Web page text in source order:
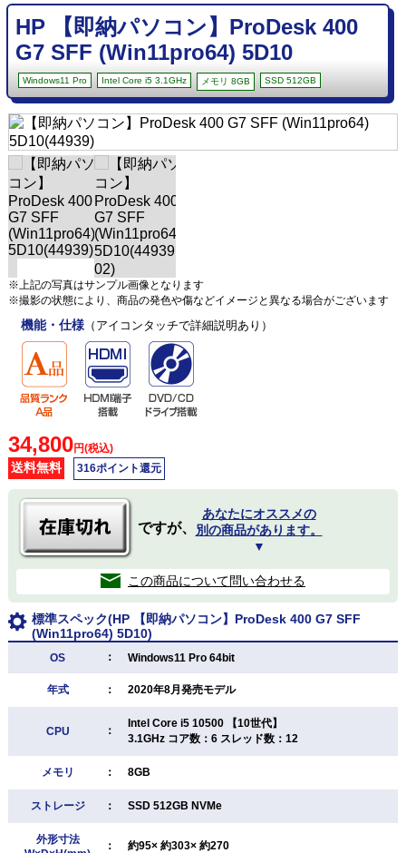
HP 【即納パソコン】ProDesk 400
G7 SFF (Win11pro64) 5D10
Windows11 Pro Intel Core i5 3.1GHz メモリ 8GB SSD 512GB
※上記の写真はサンプル画像となります
※撮影の状態により、商品の発色や傷などイメージと異なる場合がございます
機能・仕様（アイコンタッチで詳細説明あり）
34,800円(税込)
送料無料 316ポイント還元
ですが、
あなたにオススメの
別の商品があります。
▼
この商品について問い合わせる
標準スペック(HP 【即納パソコン】ProDesk 400 G7 SFF
(Win11pro64) 5D10)
OS ： Windows11 Pro 64bit
年式 ： 2020年8月発売モデル
CPU ：
Intel Core i5 10500 【10世代】
3.1GHz コア数：6 スレッド数：12
メモリ ： 8GB
ストレージ ： SSD 512GB NVMe
外形寸法
： 約95× 約303× 約270